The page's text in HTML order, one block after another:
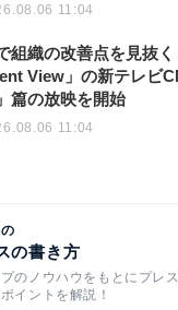
11:04
組織の改善点を見抜
View」の新テレビ
篇の放映を開始
11:04
の書き方
のノウハウをもとにプレ
イントを解説！